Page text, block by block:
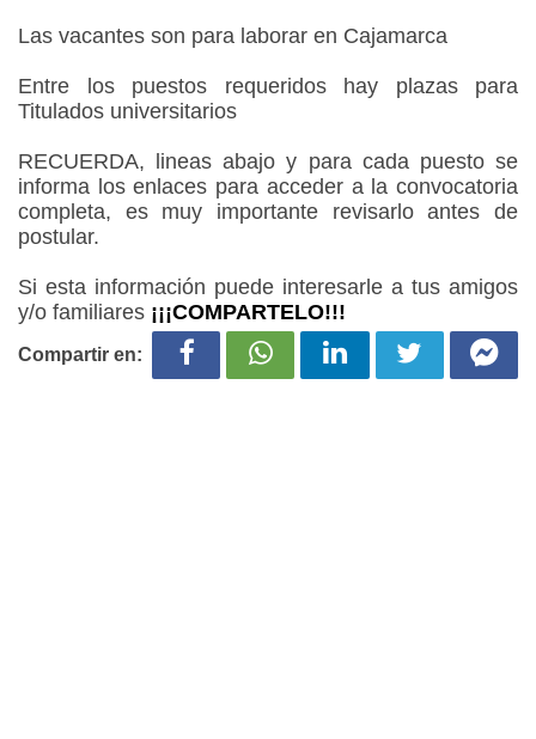
Las vacantes son para laborar en Cajamarca
Entre los puestos requeridos hay plazas para
Titulados universitarios
RECUERDA, lineas abajo y para cada puesto se
informa los enlaces para acceder a la convocatoria
completa, es muy importante revisarlo antes de
postular.
Si esta información puede interesarle a tus amigos
y/o familiares ¡¡¡COMPARTELO!!!
Compartir en: